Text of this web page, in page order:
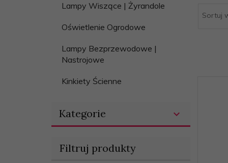
Lampy Wiszące | Żyrandole
Oświetlenie Ogrodowe
Lampy Bezprzewodowe |
Nastrojowe
Kinkiety Ścienne
Kategorie
Filtruj produkty
Sortuj